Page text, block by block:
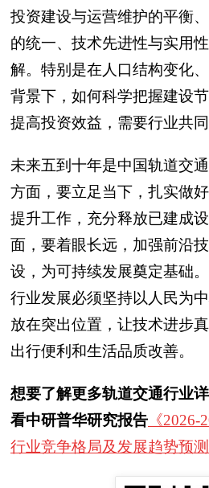
投资建设与运营维护的平衡
的统一、技术先进性与实用
解。特别是在人口结构变化
背景下，如何科学把握建设
提高投资效益，需要行业共同
未来五到十年是中国轨道交
方面，要立足当下，扎实做
提升工作，充分释放已建成
面，要着眼长远，加强前沿
设，为可持续发展奠定基础
行业发展必须坚持以人民为
放在突出位置，让技术进步
出行便利和生活品质改善。
想要了解更多轨道交通行业
看中研普华研究报告 《
行业竞争格局及发展趋势预测